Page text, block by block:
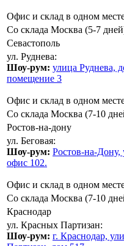
Офис и склад в одном
Со склада Москва (5-7
Севастополь
ул. Руднева:
Шоу-рум: улица Руднева,
помещение 3
Офис и склад в одном
Со склада Москва (7-10
Ростов-на-дону
ул. Беговая:
Шоу-рум: Ростов-на-Дону,
офис 102.
Офис и склад в одном
Со склада Москва (7-10
Краснодар
ул. Красных Партизан:
Шоу-рум: г. Краснодар,